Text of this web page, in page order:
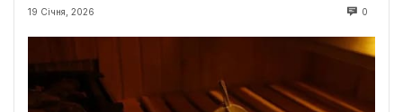
19 Січня, 2026 0